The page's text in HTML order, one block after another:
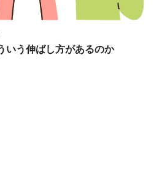
いう伸ばし方があるのか